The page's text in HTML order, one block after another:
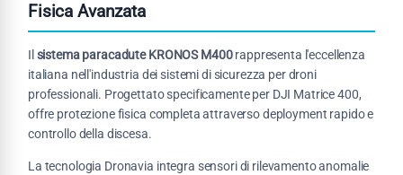
Fisica Avanzata
Il sistema paracadute KRONOS M400rappresenta l'eccellenza
italiana nell'industria dei sistemi di sicurezza per droni
professionali. Progettato specificamente per DJI Matrice 400,
offre protezione fisica completa attraverso deployment rapido e
controllo della discesa.
La tecnologia Dronavia integra sensori di rilevamento anomalie